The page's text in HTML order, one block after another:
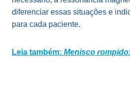
diferenciar essas situações e
para cada paciente.
Leia também: Menisco